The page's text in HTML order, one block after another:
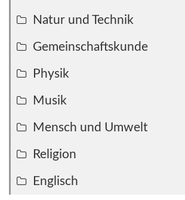
Natur und Technik
Gemeinschaftskunde
Physik
Musik
Mensch und Umwelt
Religion
Englisch